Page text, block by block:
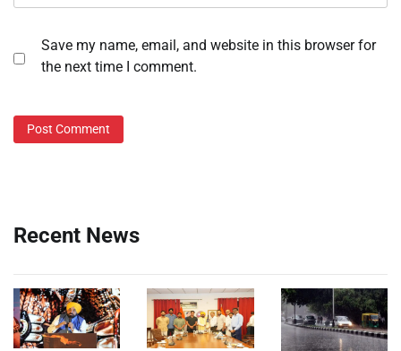
Save my name, email, and website in this browser for
the next time I comment.
Recent News